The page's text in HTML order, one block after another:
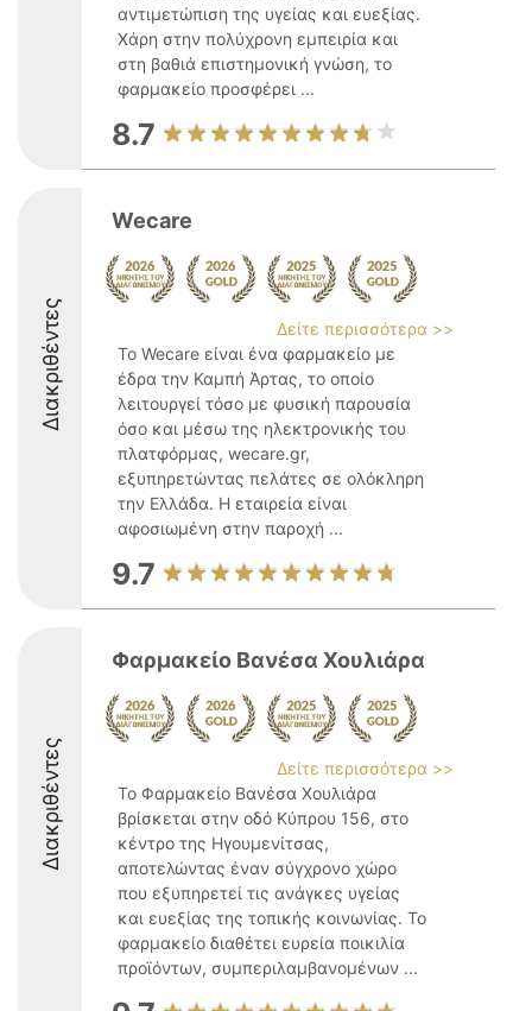
αντιμετώπιση της υγείας και ευεξίας.
Χάρη στην πολύχρονη εμπειρία και
στη βαθιά επιστημονική γνώση, το
φαρμακείο προσφέρει ...
8.7
Διακριθέντες
Wecare
Δείτε περισσότερα >>
Το Wecare είναι ένα φαρμακείο με
έδρα την Καμπή Άρτας, το οποίο
λειτουργεί τόσο με φυσική παρουσία
όσο και μέσω της ηλεκτρονικής του
πλατφόρμας, wecare.gr,
εξυπηρετώντας πελάτες σε ολόκληρη
την Ελλάδα. Η εταιρεία είναι
αφοσιωμένη στην παροχή ...
9.7
Διακριθέντες
Φαρμακείο Βανέσα Χουλιάρα
Δείτε περισσότερα >>
Το Φαρμακείο Βανέσα Χουλιάρα
βρίσκεται στην οδό Κύπρου 156, στο
κέντρο της Ηγουμενίτσας,
αποτελώντας έναν σύγχρονο χώρο
που εξυπηρετεί τις ανάγκες υγείας
και ευεξίας της τοπικής κοινωνίας. Το
φαρμακείο διαθέτει ευρεία ποικιλία
προϊόντων, συμπεριλαμβανομένων ...